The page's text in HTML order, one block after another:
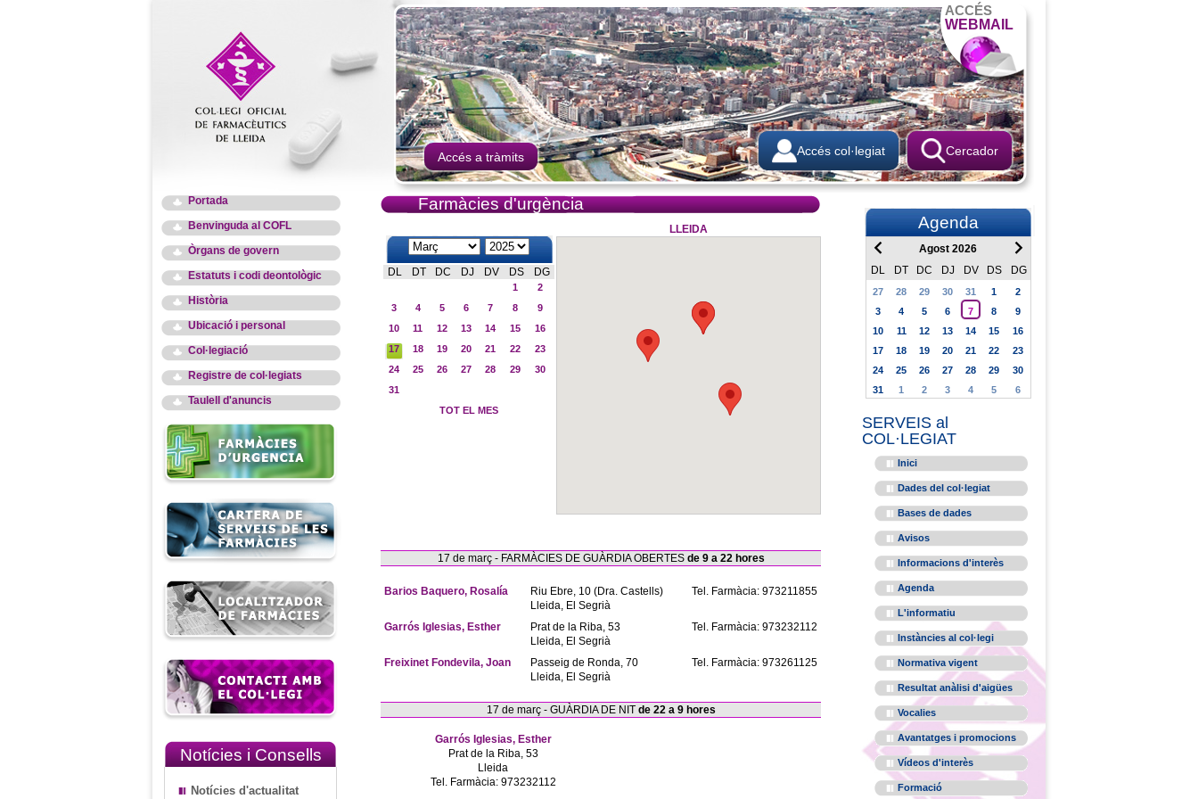
ACCÉS
WEBMAIL
Accés a tràmits Cercador
Accés col·legiat
Portada
Benvinguda al COFL
Òrgans de govern
Estatuts i codi deontològic
Història
Ubicació i personal
Col·legiació
Registre de col·legiats
Taulell d'anuncis
Notícies i Consells
Notícies d'actualitat
Farmàcies d'urgència
DL DT DC DJ DV DS DG
1
2
3
4 5 6 7 8
9
10
11 12 13 14 15
16
17
18 19 20 21 22
23
24
25 26 27 28 29
30
31
TOT EL MES
LLEIDA
17 de març - FARMÀCIES DE GUÀRDIA OBERTES de 9 a 22 hores
Barios Baquero, Rosalía
Riu Ebre, 10 (Dra. Castells)
Lleida, El Segrià
Tel. Farmàcia: 973211855
Garrós Iglesias, Esther
Prat de la Riba, 53
Lleida, El Segrià
Tel. Farmàcia: 973232112
Freixinet Fondevila, Joan
Passeig de Ronda, 70
Lleida, El Segrià
Tel. Farmàcia: 973261125
17 de març - GUÀRDIA DE NIT de 22 a 9 hores
Garrós Iglesias, Esther
Prat de la Riba, 53
Lleida
Tel. Farmàcia: 973232112
Agenda
Agost 2026
DL
DT DC DJ DV DS DG
27 28 29 30 31 1
2
3
4 5 6 7 8
9
10
11 12 13 14 15
16
17
18 19 20 21 22
23
24
25 26 27 28 29
30
31
1 2 3 4 5 6
SERVEIS al
COL·LEGIAT
Inici
Dades del col·legiat
Bases de dades
Avisos
Informacions d'interès
Agenda
L'informatiu
Instàncies al col·legi
Normativa vigent
Resultat anàlisi d'aigües
Vocalies
Avantatges i promocions
Vídeos d'interès
Formació